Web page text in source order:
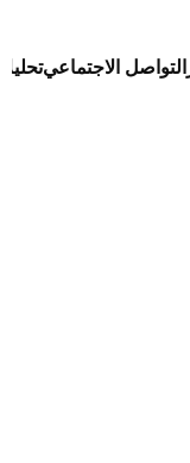
التواصل الاجتماعي